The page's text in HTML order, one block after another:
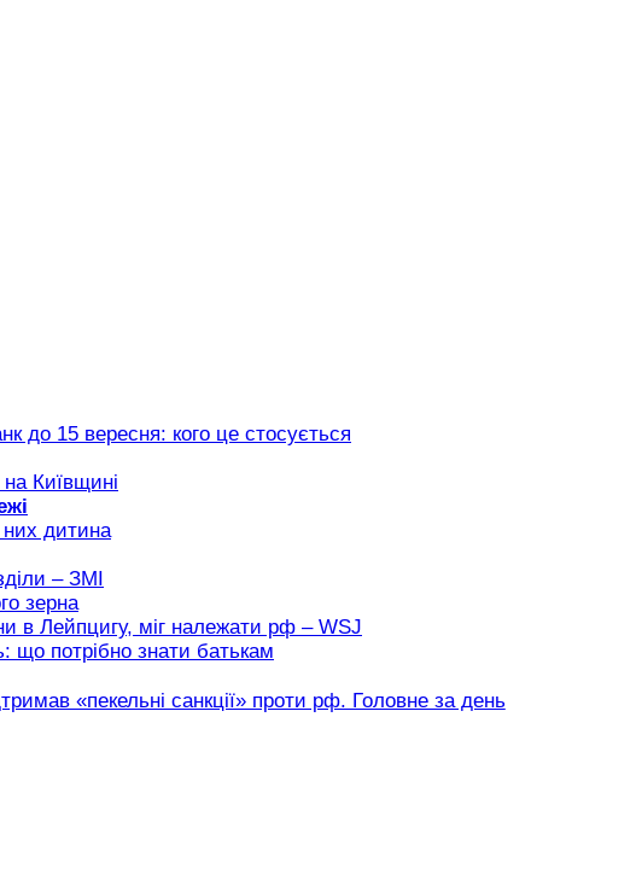
до 15 вересня: кого це стосується
Київщині
них дитина
– ЗМІ
зерна
в Лейпцигу, міг належати рф – WSJ
що потрібно знати батькам
«пекельні санкції» проти рф. Головне за день